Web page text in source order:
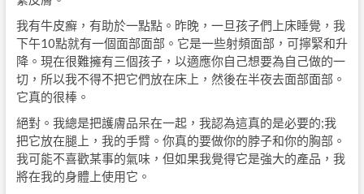
我有牛皮癬，有助於一點點。昨晚，一旦孩子們上床睡覺，我
下午10點就有一個面部面部。它是一些射頻面部，可擰緊和升
降。現在很難擁有三個孩子，以適應你自己想要為自己做的一
切，所以我不得不把它們放在床上，然後在半夜去面部面部。
它真的很棒。
絕對。我總是把護膚品呆在一起，我認為這真的是必要的;我
把它放在腿上，我的手臂。你真的要做你的脖子和你的胸部。
我可能不喜歡某事的氣味，但如果我覺得它是強大的產品，我
將在我的身體上使用它。